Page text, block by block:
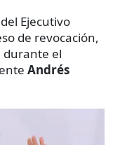
Ejecutivo
de revocación,
durante el
Andrés